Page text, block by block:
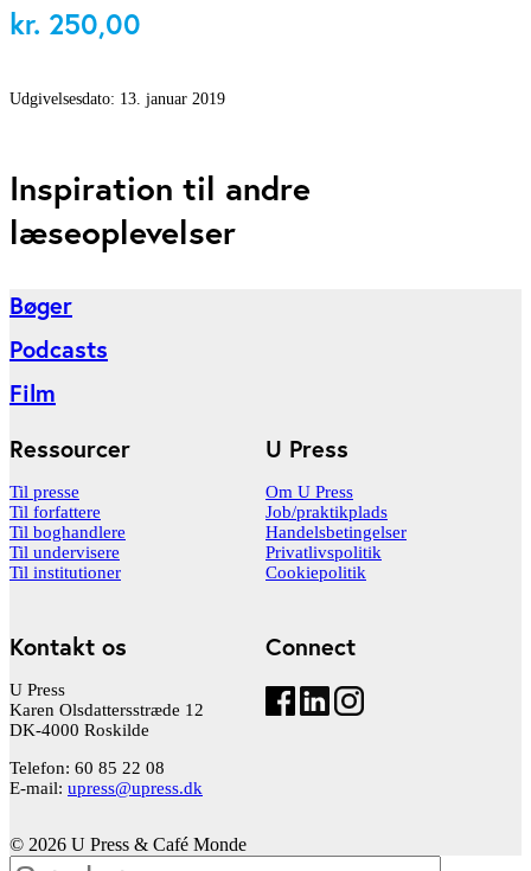
kr. 250,00
Udgivelsesdato: 13. januar 2019
Inspiration til andre
læseoplevelser
Bøger
Podcasts
Film
U Press
Om U Press
Job/praktikplads
Handelsbetingelser
Privatlivspolitik
Cookiepolitik
Ressourcer
Til presse
Til forfattere
Til boghandlere
Til undervisere
Til institutioner
Connect
Kontakt os
U Press
Karen Olsdattersstræde 12
DK-4000 Roskilde
Telefon: 60 85 22 08
E-mail: upress@upress.dk
© 2026 U Press & Café Monde